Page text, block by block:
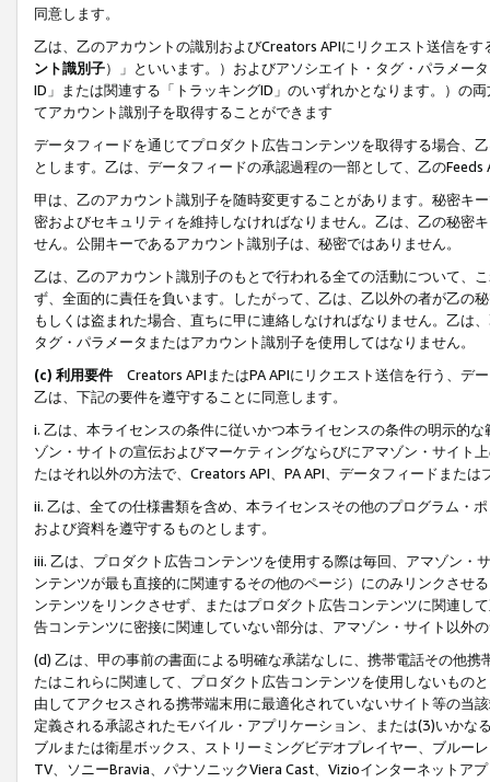
同意します。
乙は、乙のアカウントの識別およびCreators APIにリクエスト送信を
ント識別子）」といいます。）およびアソシエイト・タグ・パラメー
ID」または関連する「トラッキングID」のいずれかとなります。）の
てアカウント識別子を取得することができます
データフィードを通じてプロダクト広告コンテンツを取得する場合、
とします。乙は、データフィードの承認過程の一部として、乙の
甲は、乙のアカウント識別子を随時変更することがあります。秘密キ
密およびセキュリティを維持しなければなりません。乙は、乙の秘密
せん。公開キーであるアカウント識別子は、秘密ではありません。
乙は、乙のアカウント識別子のもとで行われる全ての活動について、
ず、全面的に責任を負います。したがって、乙は、乙以外の者が乙の
もしくは盗まれた場合、直ちに甲に連絡しなければなりません。乙は
タグ・パラメータまたはアカウント識別子を使用してはなりません。
(c) 利用要件 Creators APIまたはPA APIにリクエスト送信を行う、デ
乙は、下記の要件を遵守することに同意します。
i. 乙は、本ライセンスの条件に従いかつ本ライセンスの条件の明示的
ゾン・サイトの宣伝およびマーケティングならびにアマゾン・サイト
たはそれ以外の方法で、Creators API、PA API、データフィードまた
ii. 乙は、全ての仕様書類を含め、本ライセンスその他のプログラム・
および資料を遵守するものとします。
iii. 乙は、プロダクト広告コンテンツを使用する際は毎回、アマゾン
ンテンツが最も直接的に関連するその他のページ）にのみリンクさせ
ンテンツをリンクさせず、またはプロダクト広告コンテンツに関連し
告コンテンツに密接に関連していない部分は、アマゾン・サイト以外
(d) 乙は、甲の事前の書面による明確な承諾なしに、携帯電話その他
たはこれらに関連して、プロダクト広告コンテンツを使用しないもの
由してアクセスされる携帯端末用に最適化されていないサイト等の当
定義される承認されたモバイル・アプリケーション、または(3)いか
ブルまたは衛星ボックス、ストリーミングビデオプレイヤー、ブルー
TV、ソニーBravia、パナソニックViera Cast、Vizioインターネットア